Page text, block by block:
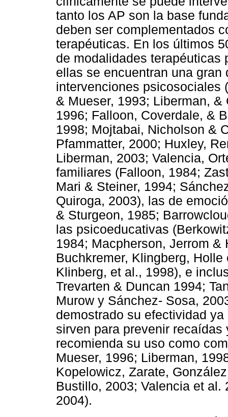
tanto los AP son la base
deben ser complementados
terapéuticas. En los últimos
de modalidades terapéuticas
ellas se encuentran una
intervenciones psicosociales
& Mueser, 1993; Liberman,
1996; Falloon, Coverdale, &
1998; Mojtabai, Nicholson &
Pfammatter, 2000; Huxley,
Liberman, 2003; Valencia,
familiares (Falloon, 1984;
Mari & Steiner, 1994;
Quiroga, 2003), las de
& Sturgeon, 1985;
las psicoeducativas
1984; Macpherson, Jerrom &
Buchkremer, Klingberg,
Klinberg, et al., 1998), e
Trevarten & Duncan 1994;
Murow y Sánchez- Sosa,
demostrado su efectividad
sirven para prevenir
recomienda su uso como
Mueser, 1996; Liberman,
Kopelowicz, Zarate,
Bustillo, 2003; Valencia et al.
2004).